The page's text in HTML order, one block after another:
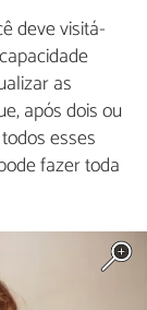
deve visitá-
as
após dois ou
esses
fazer toda